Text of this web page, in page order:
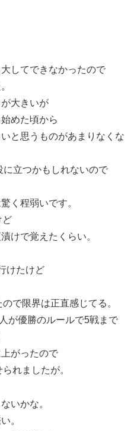
してできなかったので
大きいが
めた頃から
と思うものがあまりなくな
立つかもしれないので
く程弱いです。
ど
けで覚えたくらい。
けたけど
で限界は正直感じてる。
が優勝のルールで5戦まで
がったので
れましたが。
いかな。
。